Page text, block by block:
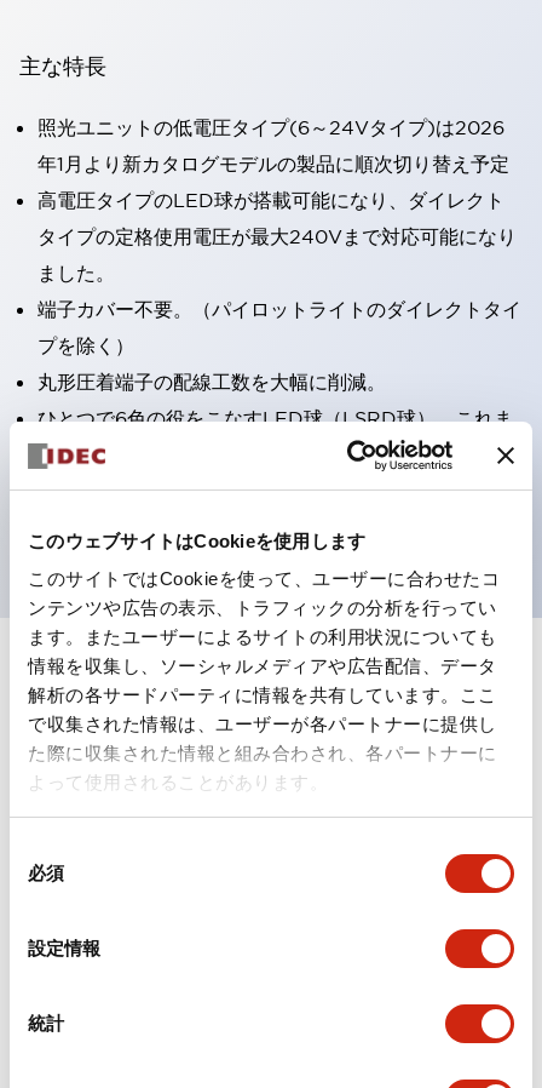
このウェブサイトはCookieを使用します
このサイトではCookieを使って、ユーザーに合わせたコ
ンテンツや広告の表示、トラフィックの分析を行ってい
ます。またユーザーによるサイトの利用状況についても
情報を収集し、ソーシャルメディアや広告配信、データ
解析の各サードパーティに情報を共有しています。ここ
で収集された情報は、ユーザーが各パートナーに提供し
た際に収集された情報と組み合わされ、各パートナーに
よって使用されることがあります。
必須
設定情報
統計
主な特長
照光ユニットの低電圧タイプ(6～24Vタイプ)は2026
年1月より新カタログモデルの製品に順次切り替え予定
高電圧タイプのLED球が搭載可能になり、ダイレクト
タイプの定格使用電圧が最大240Vまで対応可能になり
ました。
端子カバー不要。（パイロットライトのダイレクトタイ
プを除く）
丸形圧着端子の配線工数を大幅に削減。
ひとつで6色の役をこなすLED球（LSRD球）。これま
で色ごとに分かれていたLED球を、1色のLED球で各色
を表現できるようにしました。
UL、CSA、TÜV、CCC認証品。（一部機種は除く）
仕様 すべて展開
形状仕様
電気的仕様(照光部定格)
環境仕様